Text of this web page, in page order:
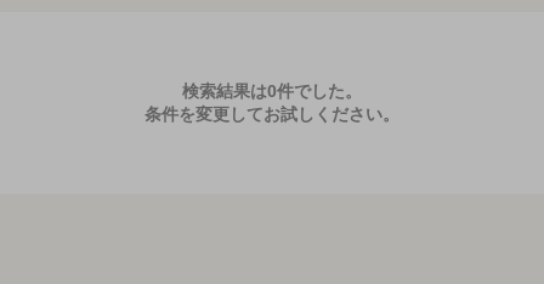
検索結果は0件でした。
条件を変更してお試しください。